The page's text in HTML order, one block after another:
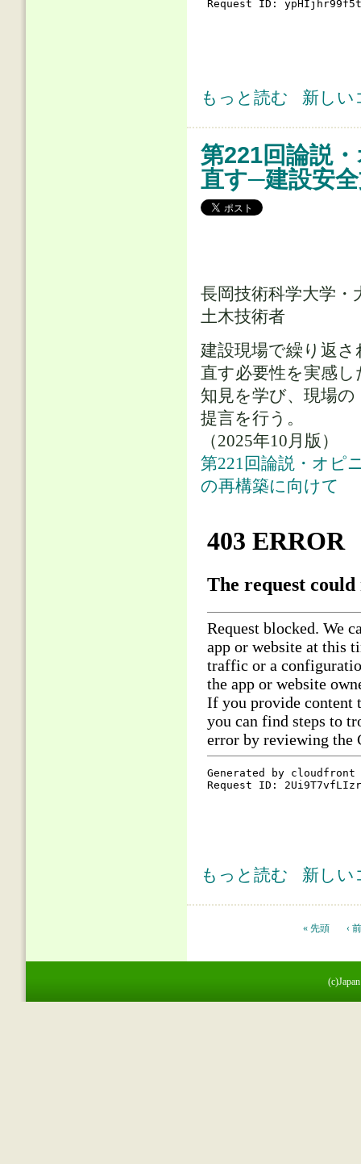
第222回論説・オピニオン(1) AI活
もっと読む 新しい
第221回論説
直す─建設安
長岡技術科学大学
土木技術者
建設現場で繰り返
直す必要性を実感
知見を学び、現場
提言を行う。
（2025年10月版）
第221回論説・オピ
の再構築に向けて
第221回論説・オピニオン(2) 現場
もっと読む 新しい
« 先頭 ‹